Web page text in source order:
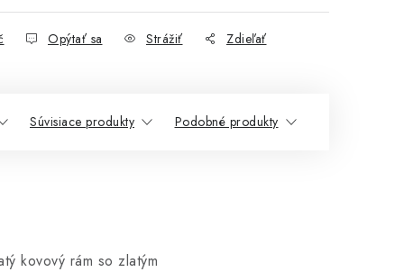
Opýtať sa Strážiť Zdieľať
Súvisiace produkty Podobné produkty
kovový rám so zlatým